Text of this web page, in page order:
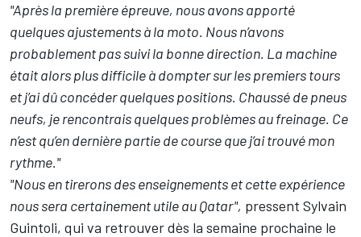
"Après la première épreuve, nous avons apporté
quelques ajustements à la moto. Nous n’avons
probablement pas suivi la bonne direction. La machine
était alors plus difficile à dompter sur les premiers tours
et j’ai dû concéder quelques positions. Chaussé de pneus
neufs, je rencontrais quelques problèmes au freinage. Ce
n’est qu’en dernière partie de course que j’ai trouvé mon
rythme."
"Nous en tirerons des enseignements et cette expérience
nous sera certainement utile au Qatar", pressent Sylvain
Guintoli, qui va retrouver dès la semaine prochaine le